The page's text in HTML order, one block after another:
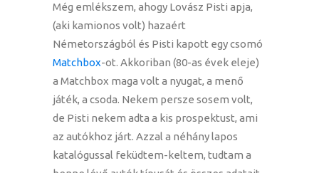
Még emlékszem, ahogy Lovász Pisti apja,
(aki kamionos volt) hazaért
Németországból és Pisti kapott egy csomó
Matchbox-ot. Akkoriban (80-as évek eleje)
a Matchbox maga volt a nyugat, a menő
játék, a csoda. Nekem persze sosem volt,
de Pisti nekem adta a kis prospektust, ami
az autókhoz járt. Azzal a néhány lapos
katalógussal feküdtem-keltem, tudtam a